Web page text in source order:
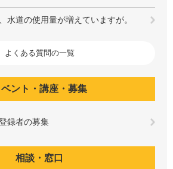
水道の使用量が増えていますが。
よくある質問の一覧
ベント・講座・募集
録者の募集
相談・窓口